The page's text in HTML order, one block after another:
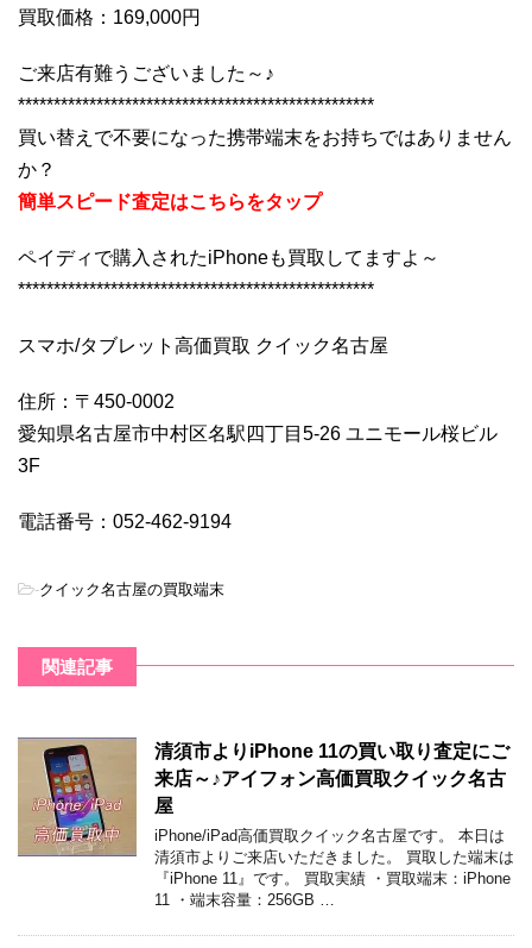
買取価格：169,000円
ご来店有難うございました～♪
**************************************************
買い替えで不要になった携帯端末をお持ちではありません
か？
簡単スピード査定はこちらをタップ
ペイディで購入されたiPhoneも買取してますよ～
**************************************************
スマホ/タブレット高価買取 クイック名古屋
住所：〒450-0002
愛知県名古屋市中村区名駅四丁目5-26 ユニモール桜ビル
3F
電話番号：052-462-9194
-クイック名古屋の買取端末
関連記事
清須市よりiPhone 11の買い取り査定にご
来店～♪アイフォン高価買取クイック名古
屋
iPhone/iPad高価買取クイック名古屋です。 本日は
清須市よりご来店いただきました。 買取した端末は
『iPhone 11』です。 買取実績 ・買取端末：iPhone
11 ・端末容量：256GB …